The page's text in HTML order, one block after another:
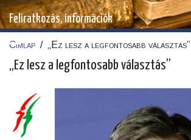
Feliratkozás, információk
Címlap / „Ez lesz a legfontosabb választás”
„Ez lesz a legfontosabb választás”